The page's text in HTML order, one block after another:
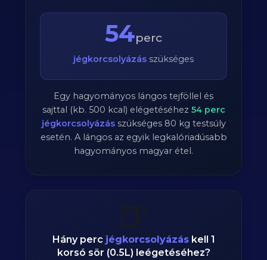
54perc
jégkorcsolyázás szükséges
Egy hagyományos lángos tejföllel és
sajttal (kb. 500 kcal) elégetéséhez 54perc
jégkorcsolyázásszükséges 80 kg testsúly
esetén. A lángos az egyik legkalóriadúsabb
hagyományos magyar étel.
🍺
Hány perc jégkorcsolyázáskell 1
korsó sör (0.5L) leégetéséhez?